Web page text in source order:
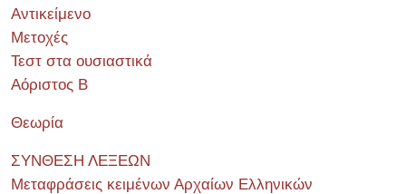
Αντικείμενο
Μετοχές
Τεστ στα ουσιαστικά
Αόριστος Β
Θεωρία
ΣΥΝΘΕΣΗ ΛΕΞΕΩΝ
Μεταφράσεις κειμένων Αρχαίων Ελληνικών